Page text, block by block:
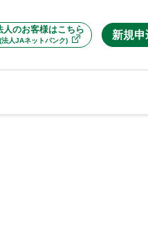
人のお客様はこちら
(法人JAネットバンク) 新規申